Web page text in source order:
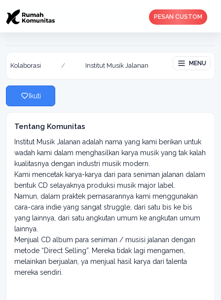
PESAN CUSTOM
Institut Musik Jalanan
Aktif: 06 Feb 2019
Kolaborasi / Institut Musik Jalanan MENU
Ikuti
Tentang Komunitas
Institut Musik Jalanan adalah nama yang kami berikan untuk
wadah kami dalam menghasilkan karya musik yang tak kalah
kualitasnya dengan industri musik modern.
Kami mencetak karya-karya dari para seniman jalanan dalam
bentuk CD selayaknya produksi musik major label.
Namun, dalam praktek pemasarannya kami menggunakan
cara-cara indie yang sangat struggle, dari satu bis ke bis
yang lainnya, dari satu angkutan umum ke angkutan umum
lainnya.
Menjual CD album para seniman / musisi jalanan dengan
metode “Direct Selling”. Mereka tidak lagi mengamen,
melainkan berjualan, ya menjual hasil karya dari talenta
mereka sendiri.